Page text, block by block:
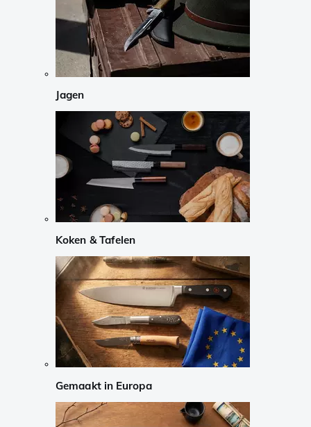
Jagen
Koken & Tafelen
Gemaakt in Europa